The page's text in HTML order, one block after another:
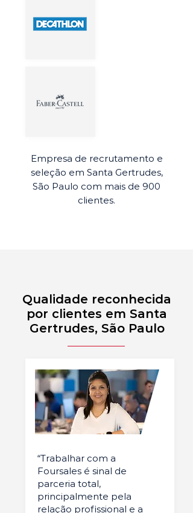
Empresa de recrutamento e
seleção em Santa Gertrudes,
São Paulo com mais de 900
clientes.
Qualidade reconhecida
por clientes em Santa
Gertrudes, São Paulo
“Trabalhar com a
Foursales é sinal de
parceria total,
principalmente pela
relação profissional e a